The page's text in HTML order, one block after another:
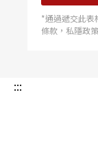
*通過遞交此表
條款，私隱政
:::